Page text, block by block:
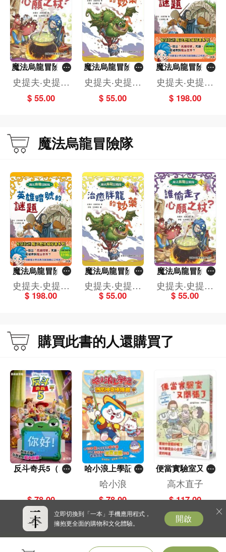
魔法烏龍冒險隊
(3)誰偷走了心願
之杖？
史提夫‧史提芬
遜
$ 55.00
魔法烏龍冒險隊
(4)治癒胖龍的妙
藥
史提夫‧史提芬
遜
$ 55.00
魔法烏龍冒險隊
(一套4冊)
史提夫‧史提芬
遜
$ 198.00
魔法烏龍冒險隊
魔法烏龍冒險隊
(一套4冊)
史提夫‧史提芬
遜
$ 198.00
魔法烏龍冒險隊
(4)治癒胖龍的妙
藥
史提夫‧史提芬
遜
$ 55.00
魔法烏龍冒險隊
(3)誰偷走了心願
之杖？
史提夫‧史提芬
遜
$ 55.00
購買此書的人還購買了
反斗奇兵5（圖
$ 78.00
哈小浪上學記(1
3)——逃出神奇
博物館
哈小浪
$ 78.00
便當實驗室又開
張了——日日和
特別日的菜單挑
戰記
高木直子
$ 117.00
立即切換到「一本」手機應用程式，
擁抱更全面的購物和文化體驗。
開啟